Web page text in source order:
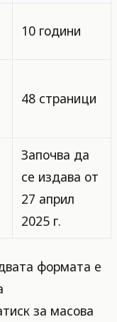
10 години
48 страници
Започва да
се издава от
27 април
2025 г.
формата е
за масова